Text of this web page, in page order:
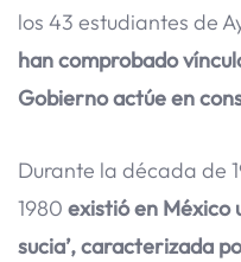
los 43 estudiantes de
han comprobado
Gobierno actúe en
Durante la década de
1980 existió en México
sucia’, caracterizada